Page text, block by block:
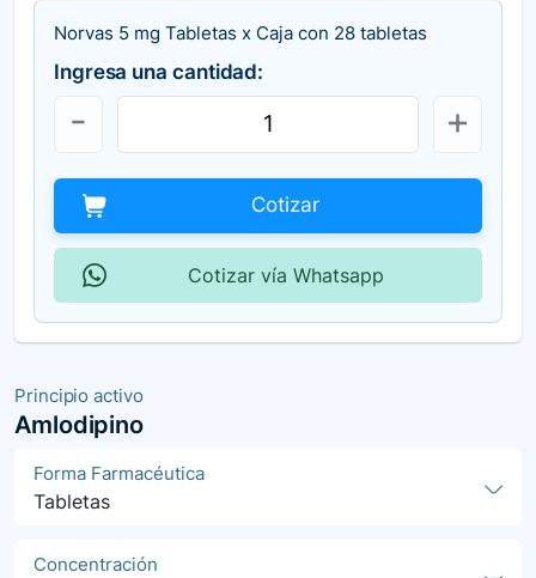
Principio activo
Amlodipino
Forma Farmacéutica
Tabletas
Concentración
Norvas 5 mg Tabletas x Caja con 28 tabletas
Ingresa una cantidad:
Cotizar
Cotizar vía Whatsapp